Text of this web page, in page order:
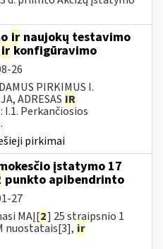
ir naujokų testavimo
irkonfigūravimo
26
PIRKIMUS I.
ADRESAS IR
I.1. Perkančiosios
pirkimai
įstatymo 17
punkto apibendrinto
27
MAĮ[2] 25 straipsnio 1
nuostatais[3], ir